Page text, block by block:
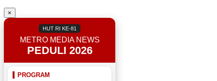
×
HUT RI KE-81
METRO MEDIA NEWS
PEDULI 2026
PROGRAM